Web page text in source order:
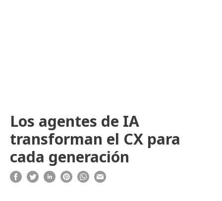
Los agentes de IA
transforman el CX para
cada generación